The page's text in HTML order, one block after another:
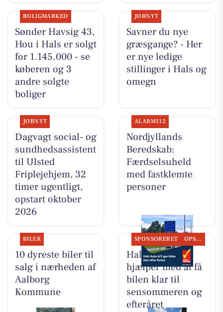
BOLIGMARKED
Sønder Havsig 43,
Hou i Hals er solgt
for 1.145.000 - se
køberen og 3
andre solgte
boliger
JOBNYT
Savner du nye
græsgange? - Her
er nye ledige
stillinger i Hals og
omegn
JOBNYT
Dagvagt social- og
sundhedsassistent
til Ulsted
Friplejehjem, 32
timer ugentligt,
opstart oktober
2026
ALARM112
Nordjyllands
Beredskab:
Færdselsuheld
med fastklemte
personer
BILER
10 dyreste biler til
salg i nærheden af
Aalborg
Kommune
SPONSORERET OPSLAGSTAVLEN
Hals Auto A/S
hjælper med at få
bilen klar til
sensommeren og
efteråret